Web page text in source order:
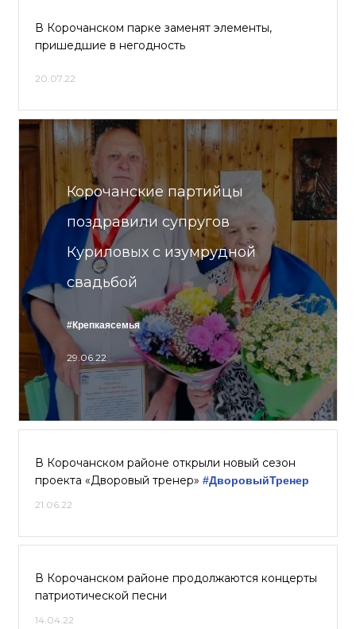
В Корочанском парке заменят элементы,
пришедшие в негодность
20.07.22
Корочанские партийцы
поздравили супругов
Куриловых с изумрудной
свадьбой
#Крепкаясемья
29.06.22
В Корочанском районе открыли новый сезон
проекта «Дворовый тренер» #ДворовыйТренер
21.06.22
В Корочанском районе продолжаются концерты
патриотической песни
14.04.22